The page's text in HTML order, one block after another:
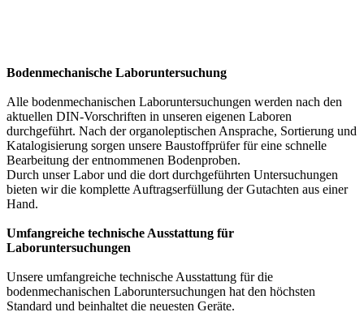
Bodenmechanische Laboruntersuchung
Alle bodenmechanischen Laboruntersuchungen werden nach den
aktuellen DIN-Vorschriften in unseren eigenen Laboren
durchgeführt. Nach der organoleptischen Ansprache, Sortierung und
Katalogisierung sorgen unsere Baustoffprüfer für eine schnelle
Bearbeitung der entnommenen Bodenproben.
Durch unser Labor und die dort durchgeführten Untersuchungen
bieten wir die komplette Auftragserfüllung der Gutachten aus einer
Hand.
Umfangreiche technische Ausstattung für
Laboruntersuchungen
Unsere umfangreiche technische Ausstattung für die
bodenmechanischen Laboruntersuchungen hat den höchsten
Standard und beinhaltet die neuesten Geräte.